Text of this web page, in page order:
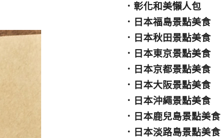
．彰化和美懶人包
． 日本福島景點美食
． 日本秋田景點美食
． 日本東京景點美食
． 日本京都景點美食
． 日本大阪景點美食
． 日本沖繩景點美食
． 日本鹿兒島景點美食
． 日本淡路島景點美食